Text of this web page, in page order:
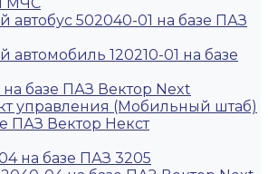
автобус 502040-01 на базе ПАЗ
автомобиль 120210-01 на базе
базе ПАЗ Вектор Next
управления (Мобильный штаб)
ПАЗ Вектор Некст
на базе ПАЗ 3205